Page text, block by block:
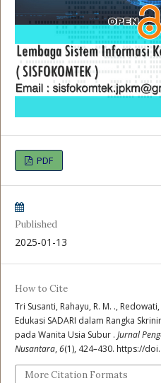
PDF
Published
2025-01-13
How to Cite
Tri Susanti, Rahayu, R. M. .,
Edukasi SADARI dalam Rangka
pada Wanita Usia Subur . Jurnal
Nusantara, 6(1), 424–430. https://
More Citation Formats